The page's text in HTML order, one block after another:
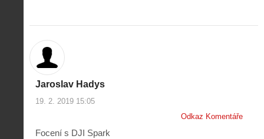
Jaroslav Hadys
19. 2. 2019 15:05
Odkaz Komentáře
Focení s DJI Spark